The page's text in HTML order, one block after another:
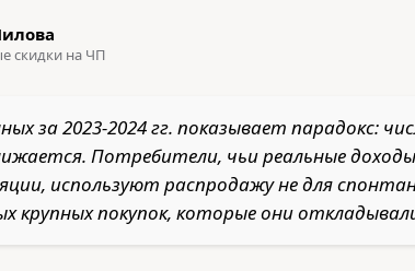
скидки на ЧП
за 2023-2024 гг. показывает парадокс:
Потребители, чьи реальные
используют распродажу не для
крупных покупок, которые они